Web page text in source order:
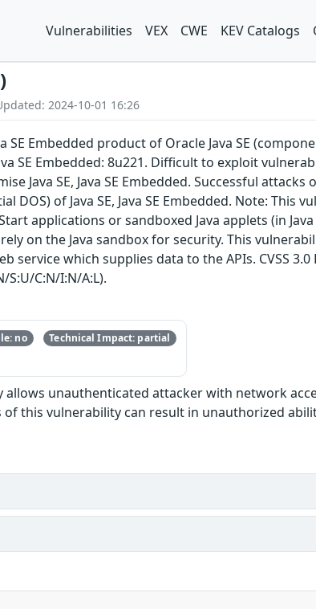
Vulnerabilities VEX CWE KEV Catalogs
2024-10-01 16:26
SE Embedded product of Oracle Java SE
SE Embedded: 8u221. Difficult to exploit
Java SE, Java SE Embedded. Successful
DOS) of Java SE, Java SE Embedded. Note: This
applications or sandboxed Java applets (in
on the Java sandbox for security. This
service which supplies data to the APIs. CVSS 3.0
S:U/C:N/I:N/A:L).
no Technical Impact: partial
unauthenticated attacker with network
this vulnerability can result in unauthorized